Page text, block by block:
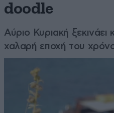
doodle
Αύριο Κυριακή ξεκινάει
χαλαρή εποχή του